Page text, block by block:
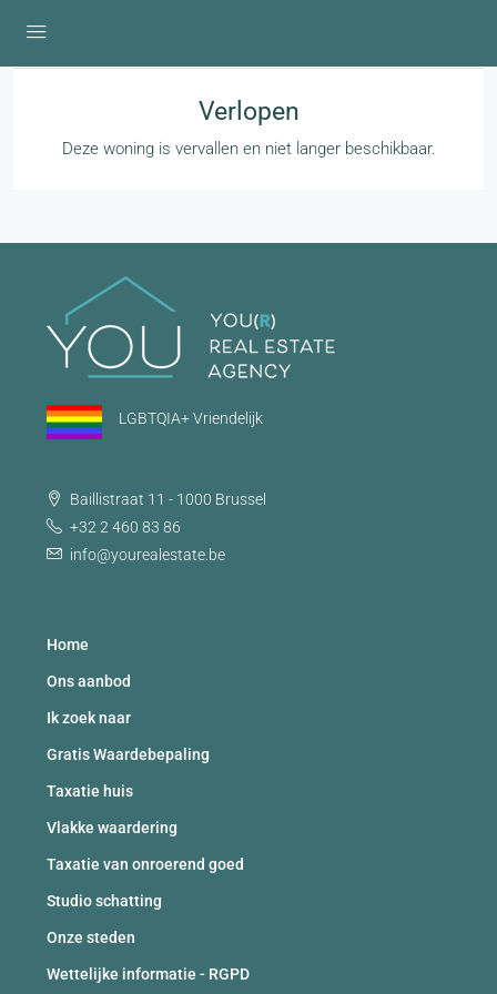
Verlopen
Deze woning is vervallen en niet langer beschikbaar.
LGBTQIA+ Vriendelijk
Baillistraat 11 - 1000 Brussel
+32 2 460 83 86
info@yourealestate.be
Home
Ons aanbod
Ik zoek naar
Gratis Waardebepaling
Taxatie huis
Vlakke waardering
Taxatie van onroerend goed
Studio schatting
Onze steden
Wettelijke informatie - RGPD